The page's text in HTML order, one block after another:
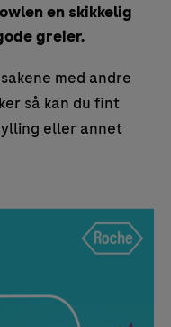
en skikkelig
greier.
med andre
så kan du fint
eller annet